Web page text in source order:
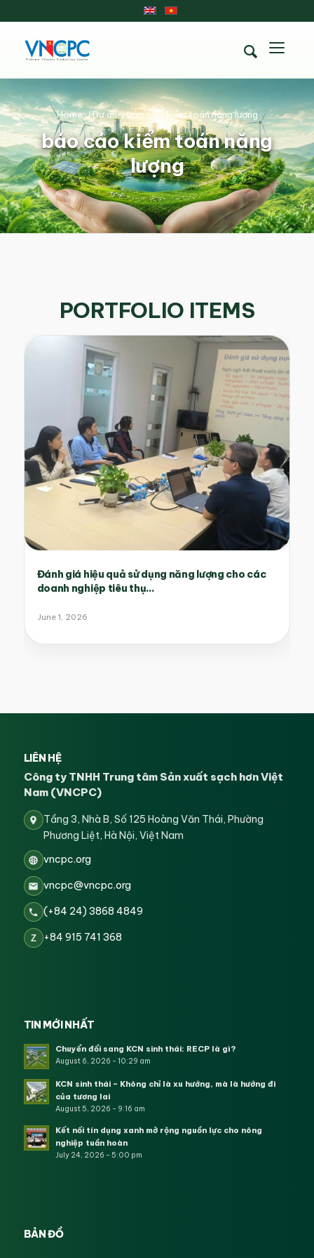
báo cáo kiểm toán năng
lượng
Home /Dự án /báo cáo kiểm toán năng lượng
PORTFOLIO ITEMS
Đánh giá hiệu quả sử dụng năng lượng cho các
doanh nghiệp tiêu thụ...
June 1, 2026
LIÊN HỆ
Công ty TNHH Trung tâm Sản xuất sạch hơn Việt
Nam (VNCPC)
Tầng 3, Nhà B, Số 125 Hoàng Văn Thái, Phường
Phương Liệt, Hà Nội, Việt Nam
vncpc.org
vncpc@vncpc.org
(+84 24) 3868 4849
Z +84 915 741 368
TIN MỚI NHẤT
Chuyển đổi sang KCN sinh thái: RECP là gì?
August 6, 2026 - 10:29 am
KCN sinh thái – Không chỉ là xu hướng, mà là hướng đi
của tương lai
August 5, 2026 - 9:16 am
Kết nối tín dụng xanh mở rộng nguồn lực cho nông
nghiệp tuần hoàn
July 24, 2026 - 5:00 pm
BẢN ĐỒ